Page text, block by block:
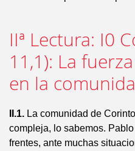
IIª Lectura: I0
11,1): La
en la
II.1. La comunidad de
compleja, lo sabemos.
frentes, ante muchas